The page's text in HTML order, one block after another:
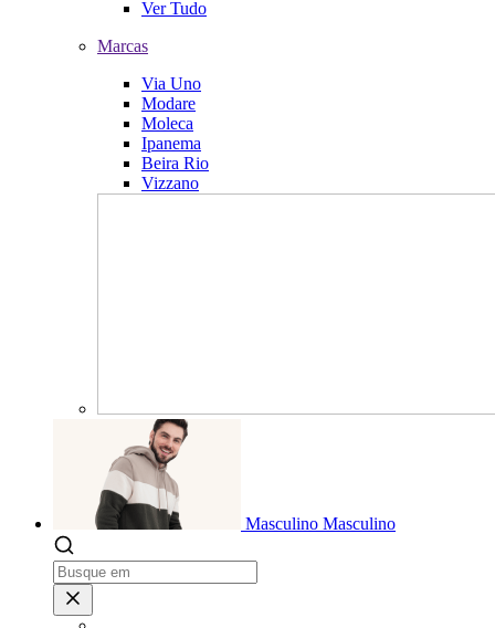
Ver Tudo
Marcas
Via Uno
Modare
Moleca
Ipanema
Beira Rio
Vizzano
Masculino Masculino